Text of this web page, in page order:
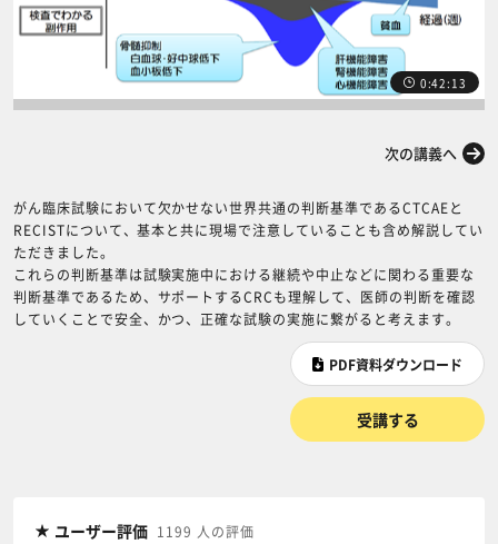
0:42:13
次の講義へ
がん臨床試験において欠かせない世界共通の判断基準であるCTCAEと
RECISTについて、基本と共に現場で注意していることも含め解説してい
ただきました。
これらの判断基準は試験実施中における継続や中止などに関わる重要な
判断基準であるため、サポートするCRCも理解して、医師の判断を確認
していくことで安全、かつ、正確な試験の実施に繋がると考えます。
PDF資料ダウンロード
受講する
ユーザー評価 1199 人の評価